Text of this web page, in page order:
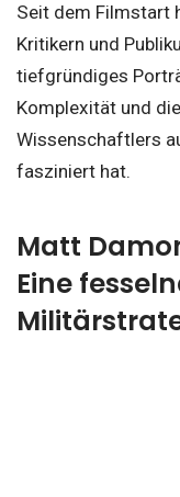
Seit dem Filmstart
Kritikern und
tiefgründiges
Komplexität und
Wissenschaftlers
fasziniert hat.
Matt
Eine